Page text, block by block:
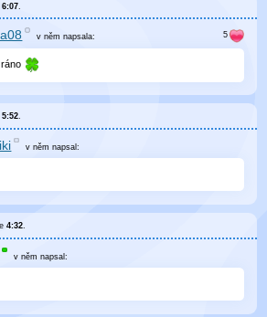
6:07
v němnapsala:
5:52
v němnapsal:
4:32.
v němnapsal: